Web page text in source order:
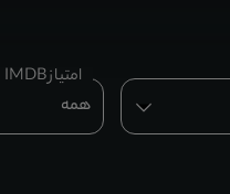
امتیاز IMDB
همه